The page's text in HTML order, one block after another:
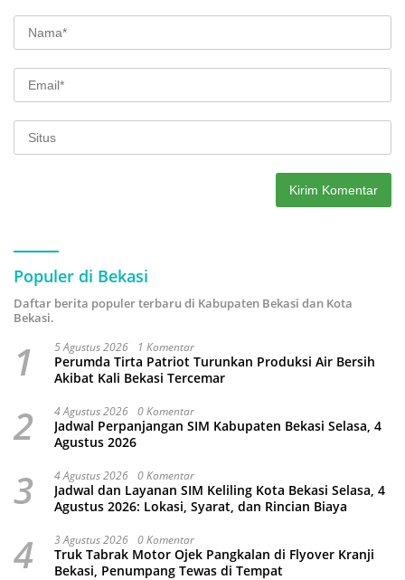
Populer di Bekasi
Daftar berita populer terbaru di Kabupaten Bekasi dan Kota
Bekasi.
1 5 Agustus 2026 1 Komentar
Perumda Tirta Patriot Turunkan Produksi Air Bersih
Akibat Kali Bekasi Tercemar
2 4 Agustus 2026 0 Komentar
Jadwal Perpanjangan SIM Kabupaten Bekasi Selasa, 4
Agustus 2026
3 4 Agustus 2026 0 Komentar
Jadwal dan Layanan SIM Keliling Kota Bekasi Selasa, 4
Agustus 2026: Lokasi, Syarat, dan Rincian Biaya
4 3 Agustus 2026 0 Komentar
Truk Tabrak Motor Ojek Pangkalan di Flyover Kranji
Bekasi, Penumpang Tewas di Tempat